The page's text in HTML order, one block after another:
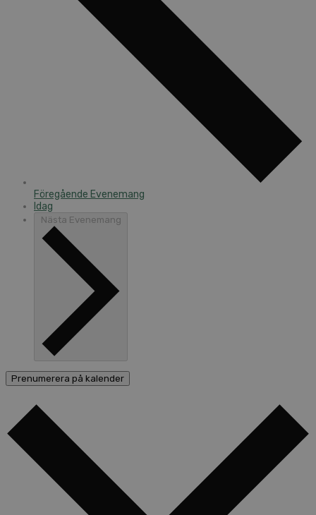
Föregående Evenemang
Idag
Nästa Evenemang
Prenumerera på kalender